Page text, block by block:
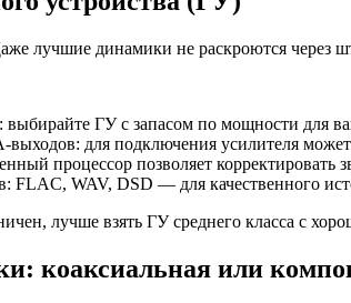
лучшие динамики не раскроются через
ГУ с запасом по мощности для
выходов: для подключения усилителя
процессор позволяет корректировать
FLAC, WAV, DSD — для качественного
лучше взять ГУ среднего класса с
коаксиальная или